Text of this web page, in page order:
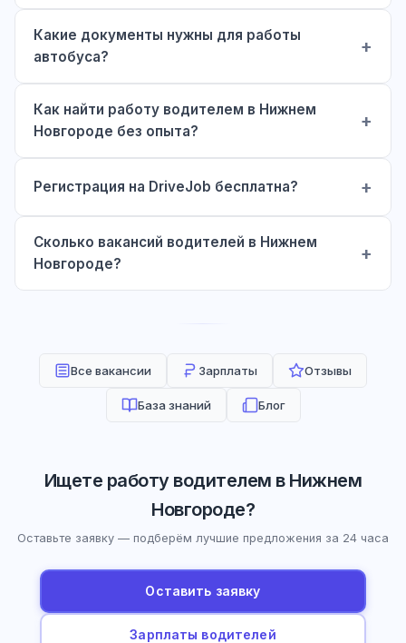
Какие документы нужны для работы
автобуса?
Как найти работу водителем в Нижнем
Новгороде без опыта?
Регистрация на DriveJob бесплатна?
Сколько вакансий водителей в Нижнем
Новгороде?
Все вакансии Зарплаты Отзывы
База знаний Блог
Ищете работу водителем в Нижнем
Новгороде?
Оставьте заявку — подберём лучшие предложения за 24 часа
Оставить заявку
Зарплаты водителей